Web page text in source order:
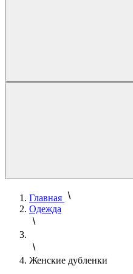
Главная
Одежда
Женские дубленки